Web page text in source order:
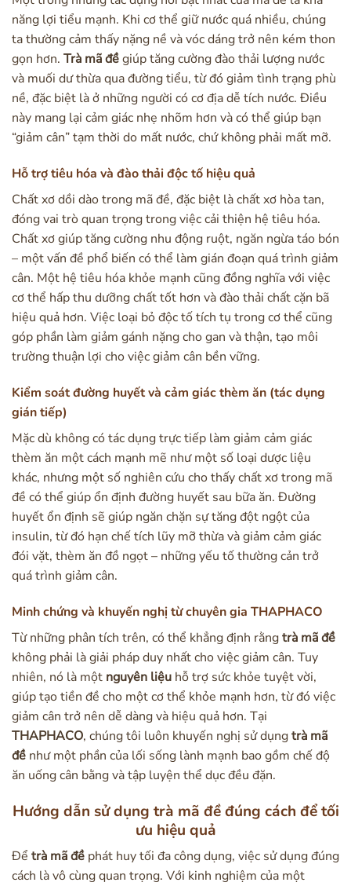
năng lợi tiểu mạnh. Khi cơ thể giữ nước quá nhiều, chúng
ta thường cảm thấy nặng nề và vóc dáng trở nên kém thon
gọn hơn. Trà mã đềgiúp tăng cường đào thải lượng nước
và muối dư thừa qua đường tiểu, từ đó giảm tình trạng phù
nề, đặc biệt là ở những người có cơ địa dễ tích nước. Điều
này mang lại cảm giác nhẹ nhõm hơn và có thể giúp bạn
“giảm cân” tạm thời do mất nước, chứ không phải mất mỡ.
Hỗ trợ tiêu hóa và đào thải độc tố hiệu quả
Chất xơ dồi dào trong mã đề, đặc biệt là chất xơ hòa tan,
đóng vai trò quan trọng trong việc cải thiện hệ tiêu hóa.
Chất xơ giúp tăng cường nhu động ruột, ngăn ngừa táo bón
– một vấn đề phổ biến có thể làm gián đoạn quá trình giảm
cân. Một hệ tiêu hóa khỏe mạnh cũng đồng nghĩa với việc
cơ thể hấp thu dưỡng chất tốt hơn và đào thải chất cặn bã
hiệu quả hơn. Việc loại bỏ độc tố tích tụ trong cơ thể cũng
góp phần làm giảm gánh nặng cho gan và thận, tạo môi
trường thuận lợi cho việc giảm cân bền vững.
Kiểm soát đường huyết và cảm giác thèm ăn (tác dụng
gián tiếp)
Mặc dù không có tác dụng trực tiếp làm giảm cảm giác
thèm ăn một cách mạnh mẽ như một số loại dược liệu
khác, nhưng một số nghiên cứu cho thấy chất xơ trong mã
đề có thể giúp ổn định đường huyết sau bữa ăn. Đường
huyết ổn định sẽ giúp ngăn chặn sự tăng đột ngột của
insulin, từ đó hạn chế tích lũy mỡ thừa và giảm cảm giác
đói vặt, thèm ăn đồ ngọt – những yếu tố thường cản trở
quá trình giảm cân.
Minh chứng và khuyến nghị từ chuyên gia THAPHACO
Từ những phân tích trên, có thể khẳng định rằngtrà mã đề
không phải là giải pháp duy nhất cho việc giảm cân. Tuy
nhiên, nó là một nguyên liệu hỗ trợ sức khỏe tuyệt vời,
giúp tạo tiền đề cho một cơ thể khỏe mạnh hơn, từ đó việc
giảm cân trở nên dễ dàng và hiệu quả hơn. Tại
THAPHACO, chúng tôi luôn khuyến nghị sử dụngtrà mã
đề như một phần của lối sống lành mạnh bao gồm chế độ
ăn uống cân bằng và tập luyện thể dục đều đặn.
Hướng dẫn sử dụng trà mã đề đúng cách để tối
ưu hiệu quả
Để trà mã đề phát huy tối đa công dụng, việc sử dụng đúng
cách là vô cùng quan trọng. Với kinh nghiệm của một